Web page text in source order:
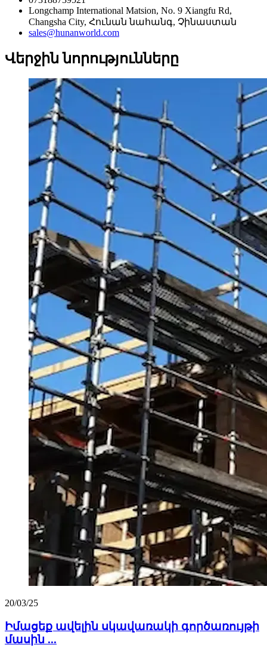
Longchamp International Matsion, No. 9 Xiangfu Rd,
Changsha City, Հունան նահանգ, Չինաստան
sales@hunanworld.com
Վերջին նորությունները
20/03/25
Իմացեք ավելին սկավառակի գործառույթի
մասին ...